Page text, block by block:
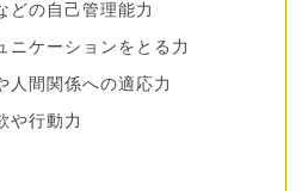
どの自己管理能力
ニケーションをとる力
人間関係への適応力
や行動力